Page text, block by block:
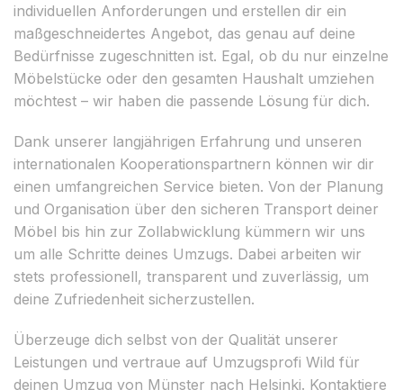
individuellen Anforderungen und erstellen dir ein
maßgeschneidertes Angebot, das genau auf deine
Bedürfnisse zugeschnitten ist. Egal, ob du nur einzelne
Möbelstücke oder den gesamten Haushalt umziehen
möchtest – wir haben die passende Lösung für dich.
Dank unserer langjährigen Erfahrung und unseren
internationalen Kooperationspartnern können wir dir
einen umfangreichen Service bieten. Von der Planung
und Organisation über den sicheren Transport deiner
Möbel bis hin zur Zollabwicklung kümmern wir uns
um alle Schritte deines Umzugs. Dabei arbeiten wir
stets professionell, transparent und zuverlässig, um
deine Zufriedenheit sicherzustellen.
Überzeuge dich selbst von der Qualität unserer
Leistungen und vertraue auf Umzugsprofi Wild für
deinen Umzug von Münster nach Helsinki. Kontaktiere